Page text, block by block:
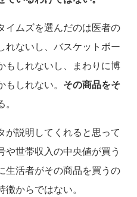
ムズを選んだのは医者の
れないし、バスケットボー
もしれないし、まわりに博
しれない。 その商品をそ
説明してくれると思って
や世帯収入の中央値が買う
生活者がその商品を買うの
からではない。